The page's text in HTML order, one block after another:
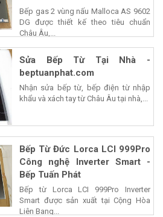
Bếp gas 2 vùng nấu Malloca AS 9602
DG được thiết kế theo tiêu chuẩn
Châu Âu,...
Sửa Bếp Từ Tại Nhà -
beptuanphat.com
Nhận sửa bếp từ, bếp điện từ nhập
khẩu và xách tay từ Châu Âu tại nhà,...
Bếp Từ Đức Lorca LCI 999Pro
Công nghệ Inverter Smart -
Bếp Tuấn Phát
Bếp từ Lorca LCI 999Pro Inverter
Smart được sản xuất tại Cộng Hòa
Liên Bang...